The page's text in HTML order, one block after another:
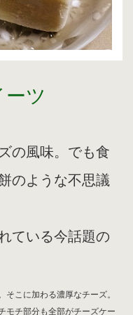
ツ
の風味。でも食
のような不思議
ている今話題の
こに加わる濃厚なチーズ。
モチ部分も全部がチーズケー